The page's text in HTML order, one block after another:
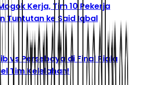
Kerja, Tim 10 Pekerja
Tuntutan ke Said Iqbal
vs Persebaya di Final Piala
Tim Kelelahan!